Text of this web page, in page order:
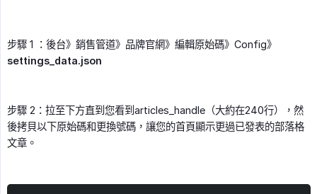
步驟 1 ：後台》銷售管道》品牌官網》編輯原始碼》Config》
settings_data.json
步驟 2：拉至下方直到您看到articles_handle（大約在240行），然
後拷貝以下原始碼和更換號碼，讓您的首頁顯示更過已發表的部落格
文章。